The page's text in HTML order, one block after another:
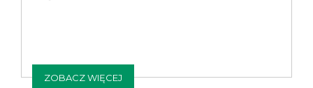
ZOBACZ WIĘCEJ